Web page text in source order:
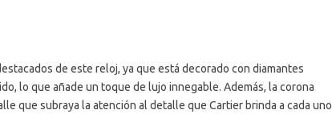
de este reloj, ya que está decorado con diamantes
lo que añade un toque de lujo innegable. Además, la corona
que subraya la atención al detalle que Cartier brinda a cada uno